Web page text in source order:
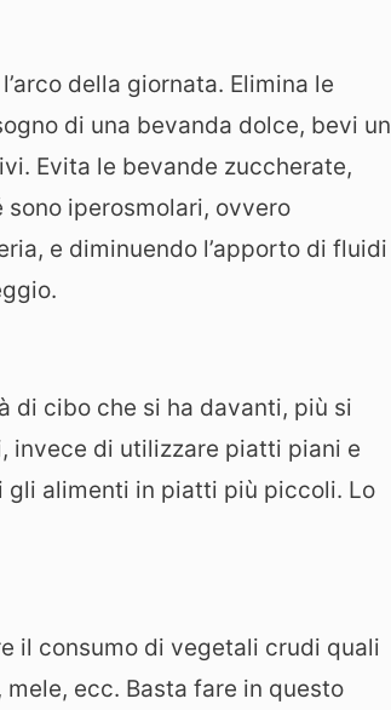
della giornata. Elimina le
di una bevanda dolce, bevi un
Evita le bevande zuccherate,
iperosmolari, ovvero
e diminuendo l’apporto di fluidi
di cibo che si ha davanti, più si
invece di utilizzare piatti piani e
alimenti in piatti più piccoli. Lo
il consumo di vegetali crudi quali
ecc. Basta fare in questo